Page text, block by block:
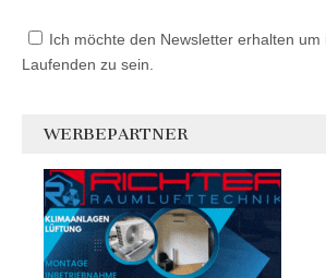
Ich möchte den Newsletter erhalten um
Laufenden zu sein.
WERBEPARTNER